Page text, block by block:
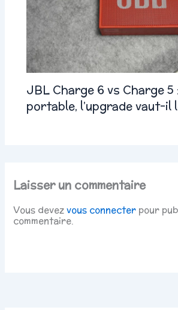
JBL Charge 6 vs Charge 5
portable, l’upgrade vaut-il
Laisser un commentaire
Vous devezvous connecter pour
commentaire.